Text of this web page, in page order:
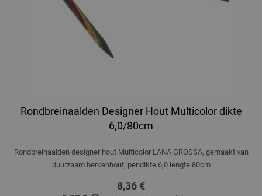
Rondbreinaalden Designer Hout Multicolor dikte
6,0/80cm
Rondbreinaalden designer hout Multicolor LANA GROSSA, gemaakt van
duurzaam berkenhout, pendikte 6,0 lengte 80cm
8,36 €